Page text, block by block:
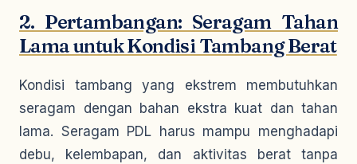
2. Pertambangan: Seragam Tahan
Lama untuk Kondisi Tambang Berat
Kondisi tambang yang ekstrem membutuhkan
seragam dengan bahan ekstra kuat dan tahan
lama. Seragam PDL harus mampu menghadapi
debu, kelembapan, dan aktivitas berat tanpa